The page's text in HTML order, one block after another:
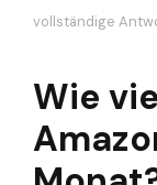
vollständige
Wie